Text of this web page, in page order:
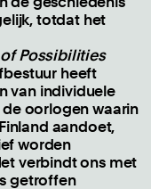
totdat het
Possibilities
heeft
van individuele
oorlogen waarin
aandoet,
worden
verbindt ons met
getroffen